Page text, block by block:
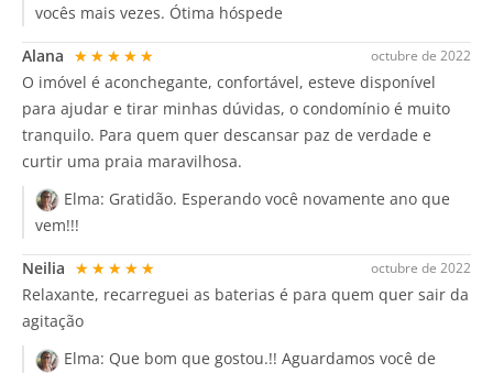
vocês mais vezes. Ótima hóspede
octubre de 2022
Alana ★★★★★
O imóvel é aconchegante, confortável, esteve disponível
para ajudar e tirar minhas dúvidas, o condomínio é muito
tranquilo. Para quem quer descansar paz de verdade e
curtir uma praia maravilhosa.
Elma: Gratidão. Esperando você novamente ano que
vem!!!
octubre de 2022
Neilia ★★★★★
Relaxante, recarreguei as baterias é para quem quer sair da
agitação
Elma: Que bom que gostou.!! Aguardamos você de